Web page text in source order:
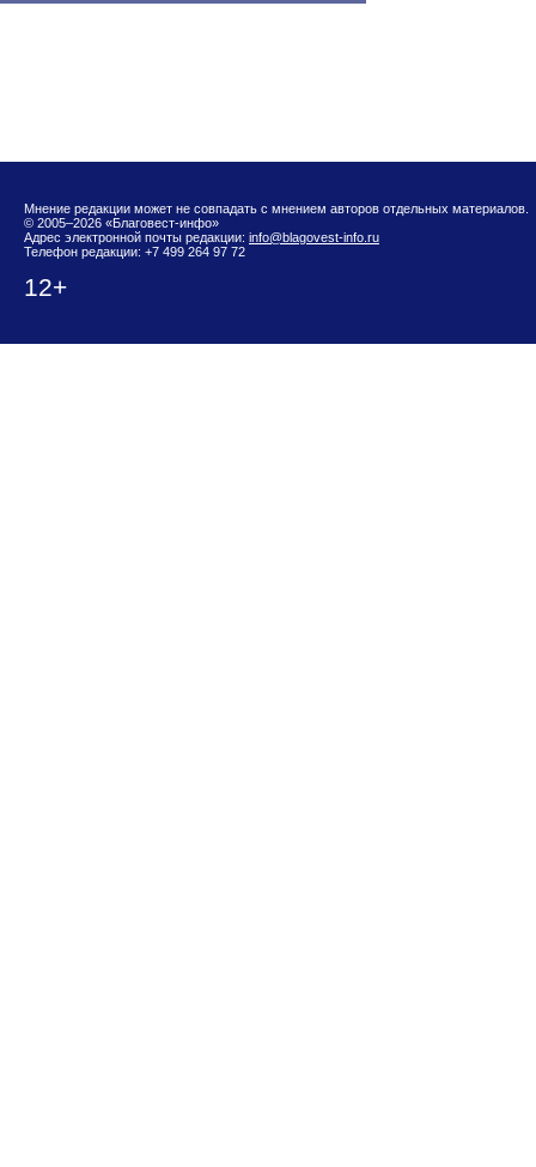
Мнение редакции может не совпадать с мнением авторов отдельных материалов.
© 2005–2026 «Благовест-инфо»
Адрес электронной почты редакции: info@blagovest-info.ru
Телефон редакции: +7 499 264 97 72
12+